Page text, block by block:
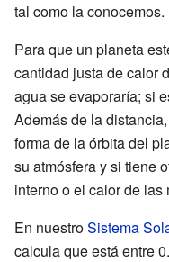
tal como la conocemos.
Para que un planeta
cantidad justa de calor
agua se evaporaría; si
Además de la
forma de la órbita del
su atmósfera y si tiene
interno o el calor de las
En nuestroSistema
calcula que está entre